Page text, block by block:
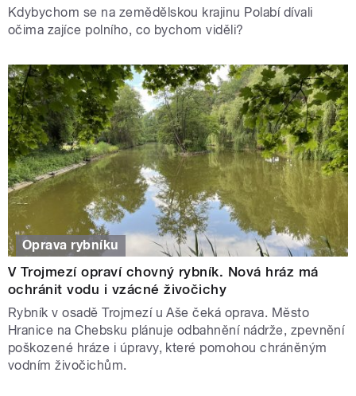
Kdybychom se na zemědělskou krajinu Polabí dívali
očima zajíce polního, co bychom viděli?
Oprava rybníku
V Trojmezí opraví chovný rybník. Nová hráz má
ochránit vodu i vzácné živočichy
Rybník v osadě Trojmezí u Aše čeká oprava. Město
Hranice na Chebsku plánuje odbahnění nádrže, zpevnění
poškozené hráze i úpravy, které pomohou chráněným
vodním živočichům.